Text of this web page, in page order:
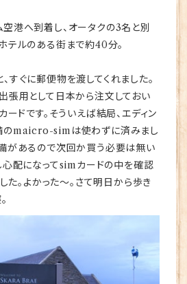
港へ到着し、オータクの3名と別
テルのある街まで約40分。
すぐに郵便物を渡してくれました。
張用として日本から注文しておい
ドです。そういえば結局、エディン
のmaicro-simは使わずに済みまし
があるので次回か買う必要は無い
心配になってsimカードの中を確認
。よかった～。さて明日から歩き